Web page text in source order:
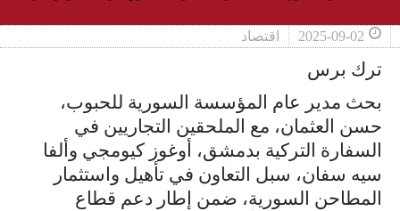
2025-09-02 اقتصاد
ترك برس
بحث مدير عام المؤسسة السورية للحبوب،
حسن العثمان، مع الملحقين التجاريين في
السفارة التركية بدمشق، أوغوز كيومجي وألفا
سيه سفان، سبل التعاون في تأهيل واستثمار
المطاحن السورية، ضمن إطار دعم قطاع